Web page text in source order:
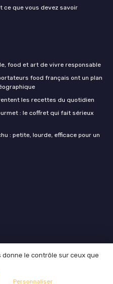
ce que vous devez savoir
food et art de vivre responsable
food français ont un plan
les recettes du quotidien
: le coffret qui fait sérieux
: petite, lourde, efficace pour un
2026
le contrôle sur ceux que
Personnaliser